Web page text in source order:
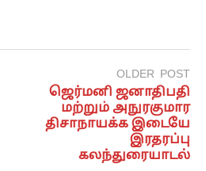
OLDER POST
ஜெர்மனி ஜனாதிபதி
மற்றும் அநுரகுமார
திசாநாயக்க இடையே
இரதரப்பு
கலந்துரையாடல்